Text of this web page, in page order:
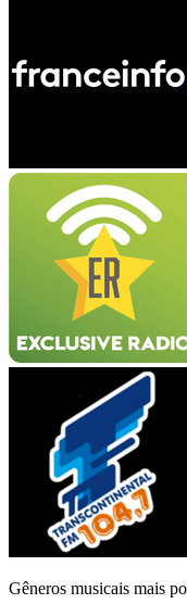
Gêneros musicais mais